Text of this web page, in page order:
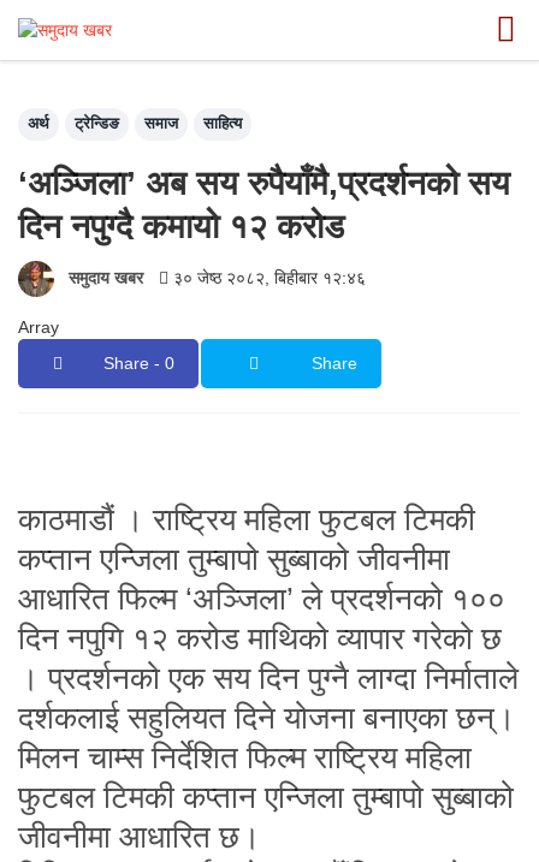
अर्थ ट्रेन्डिङ समाज साहित्य
‘अञ्जिला’ अब सय रुपैयाँमै,प्रदर्शनको सय
दिन नपुग्दै कमायो १२ करोड
समुदाय खबर ३० जेष्ठ २०८२, बिहीबार १२:४६
Array
Share - 0
Share
काठमाडौं । राष्ट्रिय महिला फुटबल टिमकी
कप्तान एन्जिला तुम्बापो सुब्बाको जीवनीमा
आधारित फिल्म ‘अञ्जिला’ ले प्रदर्शनको १००
दिन नपुगि १२ करोड माथिको व्यापार गरेको छ
। प्रदर्शनको एक सय दिन पुग्नै लाग्दा निर्माताले
दर्शकलाई सहुलियत दिने योजना बनाएका छन्।
मिलन चाम्स निर्देशित फिल्म राष्ट्रिय महिला
फुटबल टिमकी कप्तान एन्जिला तुम्बापो सुब्बाको
जीवनीमा आधारित छ।